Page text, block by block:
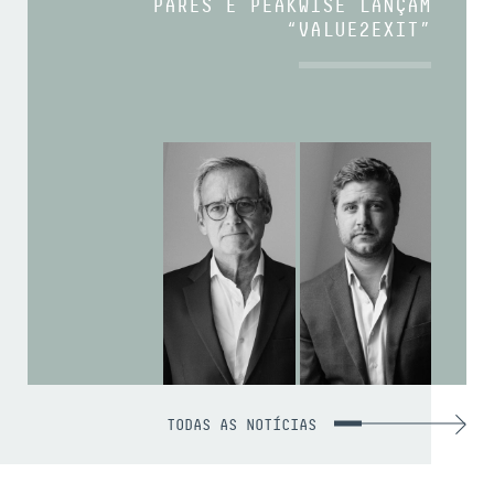
PARES E PEAKWISE LANÇAM
“VALUE2EXIT”
TODAS AS NOTÍCIAS